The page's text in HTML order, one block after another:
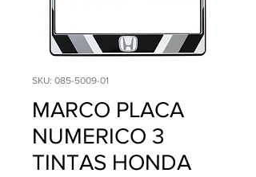
SKU: 085-5009-01
MARCO PLACA
NUMERICO 3
TINTAS HONDA